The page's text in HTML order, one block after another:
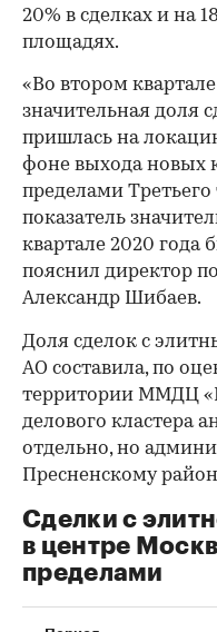
20% в сделках и на
площадях.
«Во втором квартале
значительная доля
пришлась на
фоне выхода новых
пределами
показатель
квартале 2020 года
пояснил директор
Александр Шибаев.
Доля сделок с
АО составила, по
территории ММДЦ
делового кластера
отдельно, но
Пресненскому
Сделки с
в центре
пределами